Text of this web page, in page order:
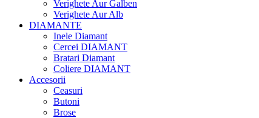
Verighete Aur Galben
Verighete Aur Alb
DIAMANTE
Inele Diamant
Cercei DIAMANT
Bratari Diamant
Coliere DIAMANT
Accesorii
Ceasuri
Butoni
Brose